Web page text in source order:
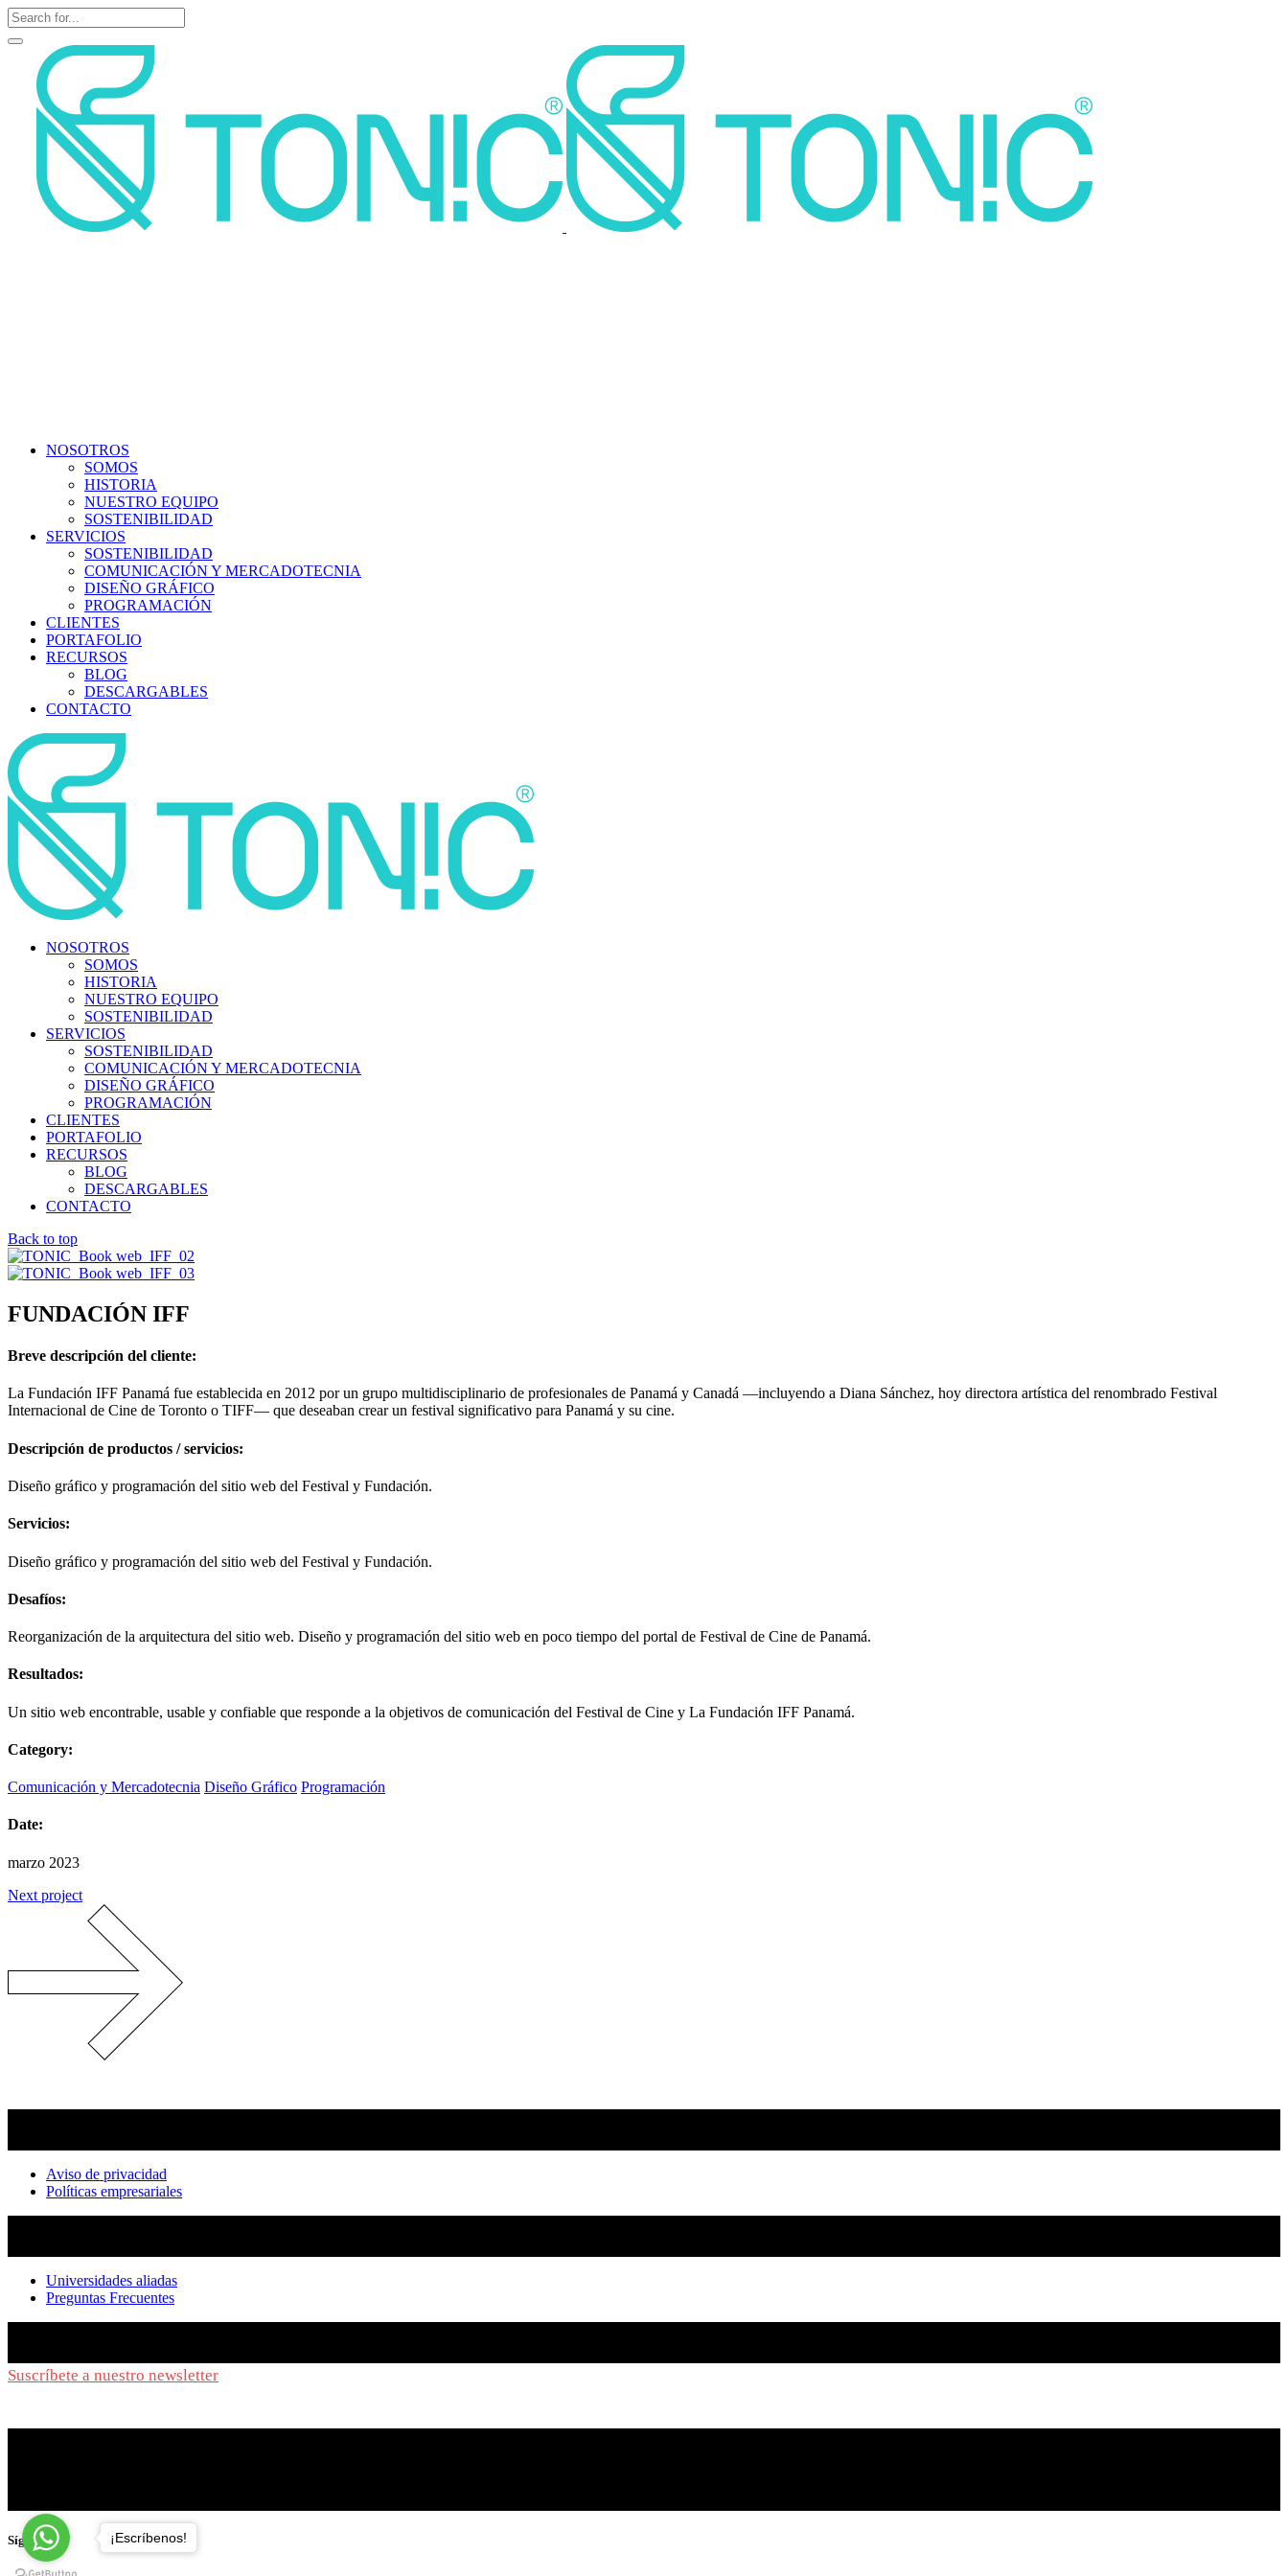
NOSOTROS
SOMOS
HISTORIA
NUESTRO EQUIPO
SOSTENIBILIDAD
SERVICIOS
SOSTENIBILIDAD
COMUNICACIÓN Y MERCADOTECNIA
DISEÑO GRÁFICO
PROGRAMACIÓN
CLIENTES
PORTAFOLIO
RECURSOS
BLOG
DESCARGABLES
CONTACTO
NOSOTROS
SOMOS
HISTORIA
NUESTRO EQUIPO
SOSTENIBILIDAD
SERVICIOS
SOSTENIBILIDAD
COMUNICACIÓN Y MERCADOTECNIA
DISEÑO GRÁFICO
PROGRAMACIÓN
CLIENTES
PORTAFOLIO
RECURSOS
BLOG
DESCARGABLES
CONTACTO
Back to top
FUNDACIÓN IFF
Breve descripción del cliente:
La Fundación IFF Panamá fue establecida en 2012 por un grupo multidisciplinario de profesionales de Panamá y Canadá —incluyendo a Diana Sánchez, hoy directora artística del renombrado Festival
Internacional de Cine de Toronto o TIFF— que deseaban crear un festival significativo para Panamá y su cine.
Descripción de productos / servicios:
Diseño gráfico y programación del sitio web del Festival y Fundación.
Servicios:
Diseño gráfico y programación del sitio web del Festival y Fundación.
Desafíos:
Reorganización de la arquitectura del sitio web. Diseño y programación del sitio web en poco tiempo del portal de Festival de Cine de Panamá.
Resultados:
Un sitio web encontrable, usable y confiable que responde a la objetivos de comunicación del Festival de Cine y La Fundación IFF Panamá.
Category:
Comunicación y Mercadotecnia Diseño Gráfico Programación
Date:
marzo 2023
Next project
Aviso de privacidad
Políticas empresariales
Universidades aliadas
Preguntas Frecuentes
Suscríbete a nuestro newsletter
Síguenos ¡Escríbenos!